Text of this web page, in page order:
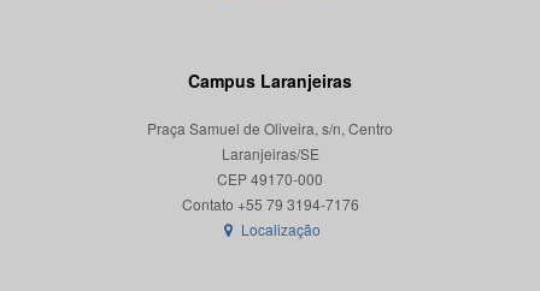
Campus Laranjeiras
Praça Samuel de Oliveira, s/n, Centro
Laranjeiras/SE
CEP 49170-000
Localização